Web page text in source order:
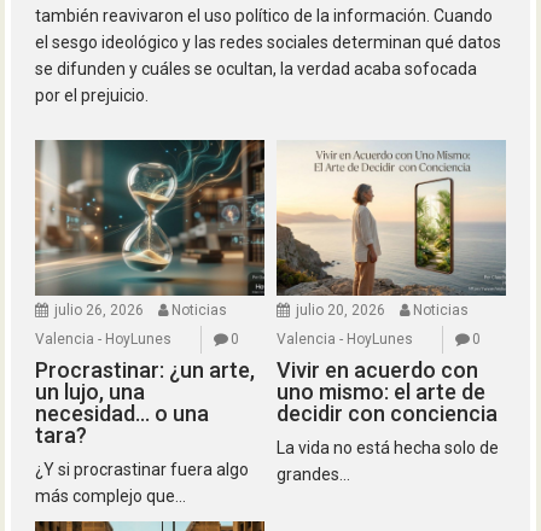
también reavivaron el uso político de la información. Cuando
el sesgo ideológico y las redes sociales determinan qué datos
se difunden y cuáles se ocultan, la verdad acaba sofocada
por el prejuicio.
julio 26, 2026
Noticias
Valencia - HoyLunes
0
Procrastinar: ¿un arte,
un lujo, una
necesidad… o una
tara?
¿Y si procrastinar fuera algo
más complejo que...
julio 20, 2026
Noticias
Valencia - HoyLunes
0
Vivir en acuerdo con
uno mismo: el arte de
decidir con conciencia
La vida no está hecha solo de
grandes...